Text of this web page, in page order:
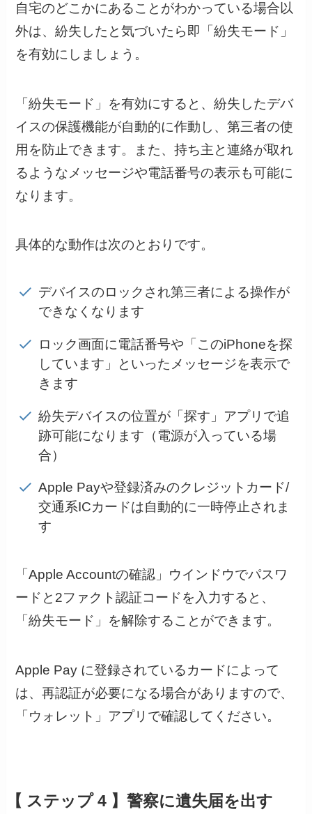
自宅のどこかにあることがわかっている場合以
外は、紛失したと気づいたら即「紛失モード」
を有効にしましょう。
「紛失モード」を有効にすると、紛失したデバ
イスの保護機能が自動的に作動し、第三者の使
用を防止できます。また、持ち主と連絡が取れ
るようなメッセージや電話番号の表示も可能に
なります。
具体的な動作は次のとおりです。
デバイスのロックされ第三者による操作が
できなくなります
ロック画面に電話番号や「このiPhoneを探
しています」といったメッセージを表示で
きます
紛失デバイスの位置が「探す」アプリで追
跡可能になります（電源が入っている場
合）
Apple Payや登録済みのクレジットカード/
交通系ICカードは自動的に一時停止されま
す
「Apple Accountの確認」ウインドウでパスワ
ードと2ファクト認証コードを入力すると、
「紛失モード」を解除することができます。
Apple Pay に登録されているカードによって
は、再認証が必要になる場合がありますので、
「ウォレット」アプリで確認してください。
【 ステップ 4 】警察に遺失届を出す